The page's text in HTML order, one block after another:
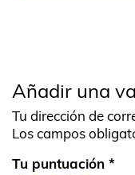
Añadir una
Tu dirección de
Los campos
Tu puntuación *